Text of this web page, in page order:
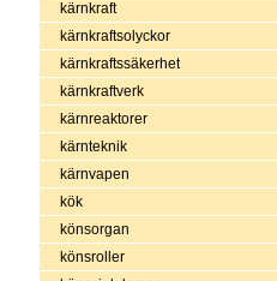
kärnkraft
kärnkraftsolyckor
kärnkraftssäkerhet
kärnkraftverk
kärnreaktorer
kärnteknik
kärnvapen
kök
könsorgan
könsroller